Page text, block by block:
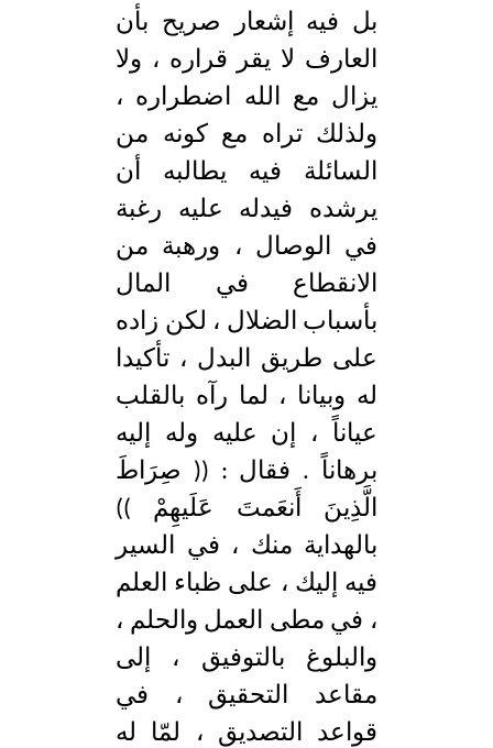
e
بل فيه إشعار صريح بأن
العارف لا يقر قراره ، ولا
يزال مع الله اضطراره ،
ولذلك تراه مع كونه من
السائلة فيه يطالبه أن
يرشده فيدله عليه رغبة
في الوصال ، ورهبة من
الانقطاع في المال
بأسباب الضلال ، لكن زاده
على طريق البدل ، تأكيدا
له وبيانا ، لما رآه بالقلب
عياناً ، إن عليه وله إليه
برهاناً . فقال : (( صِرَاطَ
الَّذِينَ أَنعَمتَ عَلَيهِمْ ))
بالهداية منك ، في السير
فيه إليك ، على ظباء العلم
، في مطى العمل والحلم ،
والبلوغ بالتوفيق ، إلى
مقاعد التحقيق ، في
قواعد التصديق ، لمّا له